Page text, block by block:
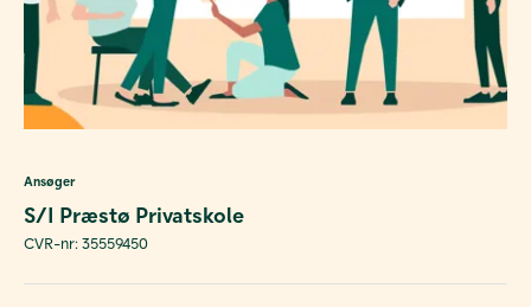
Ansøger
S/I Præstø Privatskole
CVR-nr: 35559450